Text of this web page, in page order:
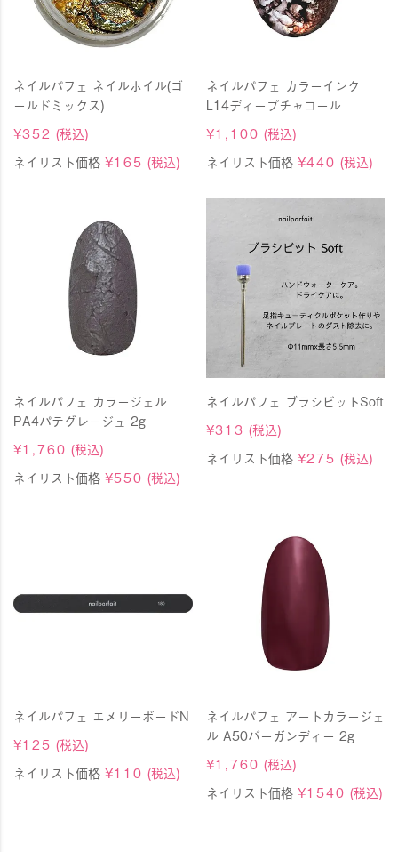
ネイルパフェ ネイルホイル(ゴ
ールドミックス)
¥352 (税込)
ネイリスト価格 ¥165 (税込)
ネイルパフェ カラーインク
L14ディープチャコール
¥1,100 (税込)
ネイリスト価格 ¥440 (税込)
ネイルパフェ カラージェル
PA4パテグレージュ 2g
¥1,760 (税込)
ネイリスト価格 ¥550 (税込)
ネイルパフェ ブラシビットSoft
¥313 (税込)
ネイリスト価格 ¥275 (税込)
ネイルパフェ エメリーボードN
¥125 (税込)
ネイリスト価格 ¥110 (税込)
ネイルパフェ アートカラージェ
ル A50バーガンディー 2g
¥1,760 (税込)
ネイリスト価格 ¥1540 (税込)